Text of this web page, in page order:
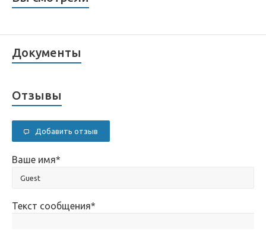
Документы
Отзывы
Добавить отзыв
Ваше имя*
Текст сообщения*